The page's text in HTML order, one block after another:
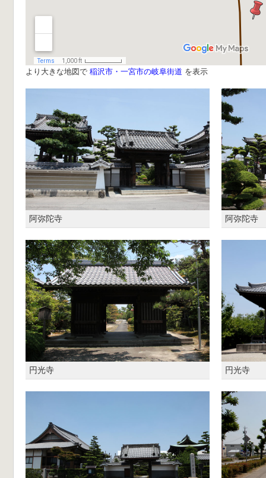
より大きな地図で 稲沢市・一宮市の岐阜街道 を表示
阿弥陀寺 阿弥陀寺
円光寺 円光寺